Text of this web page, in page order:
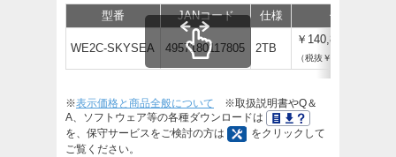
型番 JANコード 仕様 価格
WE2C-SKYSEA 4957180117805 2TB
￥140,800
（税抜￥128,000）
※表示価格と商品全般について ※取扱説明書やQ＆
A、ソフトウェア等の各種ダウンロードは
を、保守サービスをご検討の方は
をクリックして
ご覧ください。